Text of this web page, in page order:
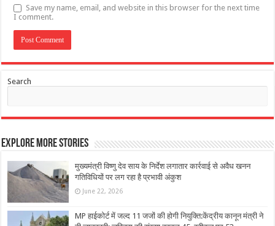
Save my name, email, and website in this browser for the next time
I comment.
Search
Explore More Stories
मुख्यमंत्री विष्णु देव साय के निर्देश लगातार कार्रवाई से अवैध खनन
गतिविधियों पर लग रहा है प्रभावी अंकुश
June 22, 2026
MP हाईकोर्ट में जल्द 11 जजों की होगी नियुक्ति:केंद्रीय कानून मंत्री ने